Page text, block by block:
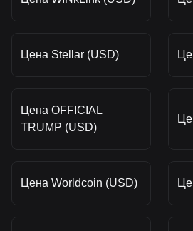
Цена Stellar (USD)
Цена OFFICIAL
TRUMP (USD)
Цена Worldcoin (USD)